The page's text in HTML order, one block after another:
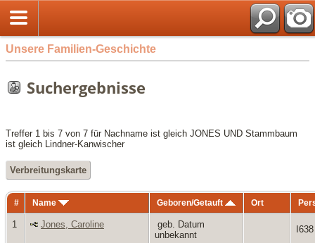
Unsere Familien-Geschichte
Suchergebnisse
Treffer 1 bis 7 von 7 für Nachname ist gleich JONES UND Stammbaum
ist gleich Lindner-Kanwischer
Verbreitungskarte
# Name Geboren/Getauft Ort
1 Jones, Caroline
geb. Datum
unbekannt
I638